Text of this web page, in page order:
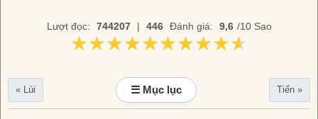
Lượt đọc: 744207 | 446 Đánh giá: 9,6 /10 Sao
★★★★★★★★★★
★★★★★★★★★★
« Lùi ☰ Mục lục Tiến »